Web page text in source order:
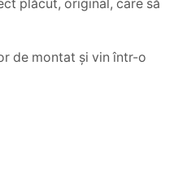
plăcut, original, care să
de montat și vin într-o